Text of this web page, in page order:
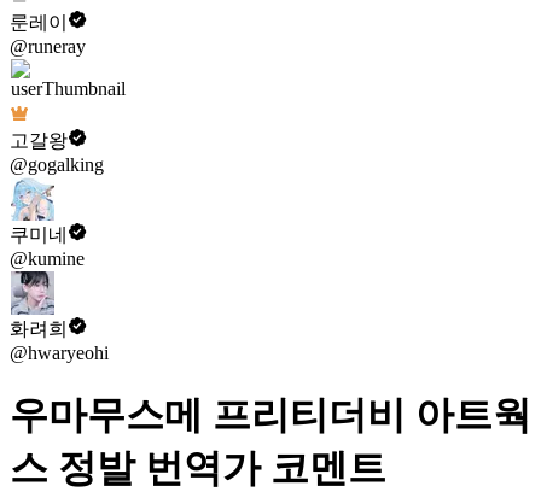
룬레이
@runeray
고갈왕
@gogalking
쿠미네
@kumine
화려희
@hwaryeohi
우마무스메 프리티더비 아트웍
스 정발 번역가 코멘트